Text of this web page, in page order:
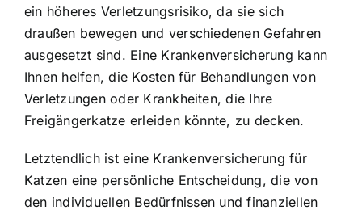
ein höheres Verletzungsrisiko, da sie sich
draußen bewegen und verschiedenen Gefahren
ausgesetzt sind. Eine Krankenversicherung kann
Ihnen helfen, die Kosten für Behandlungen von
Verletzungen oder Krankheiten, die Ihre
Freigängerkatze erleiden könnte, zu decken.
Letztendlich ist eine Krankenversicherung für
Katzen eine persönliche Entscheidung, die von
den individuellen Bedürfnissen und finanziellen